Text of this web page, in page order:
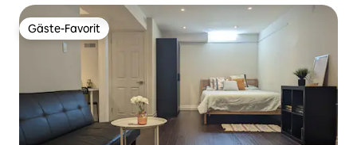
Gäste-Favorit
Gäste-Favorit